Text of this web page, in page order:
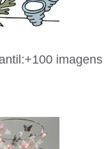
imagens